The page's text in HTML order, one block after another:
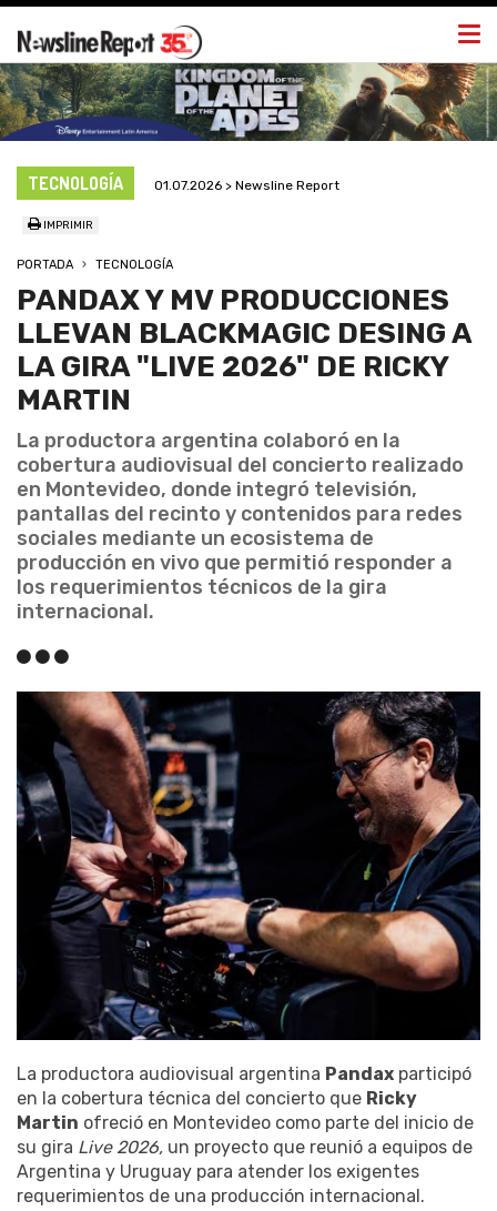
TECNOLOGÍA 01.07.2026 > Newsline Report
IMPRIMIR
PORTADA TECNOLOGÍA
PANDAX Y MV PRODUCCIONES
LLEVAN BLACKMAGIC DESING A
LA GIRA "LIVE 2026" DE RICKY
MARTIN
La productora argentina colaboró en la
cobertura audiovisual del concierto realizado
en Montevideo, donde integró televisión,
pantallas del recinto y contenidos para redes
sociales mediante un ecosistema de
producción en vivo que permitió responder a
los requerimientos técnicos de la gira
internacional.
La productora audiovisual argentina Pandax participó
en la cobertura técnica del concierto que Ricky
Martin ofreció en Montevideo como parte del inicio de
su gira Live 2026, un proyecto que reunió a equipos de
Argentina y Uruguay para atender los exigentes
requerimientos de una producción internacional.